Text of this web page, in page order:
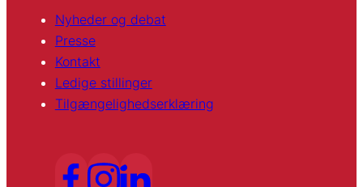
Nyheder og debat
Presse
Kontakt
Ledige stillinger
Tilgængelighedserklæring